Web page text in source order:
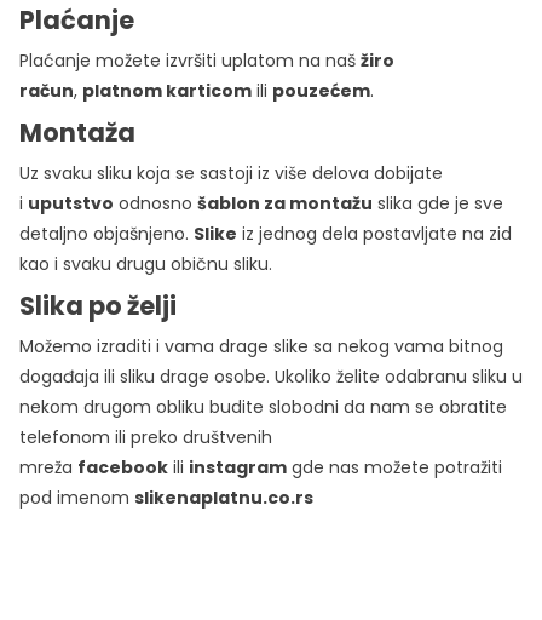
Plaćanje
Plaćanje možete izvršiti uplatom na naš žiro
račun, platnom karticom ili pouzećem.
Montaža
Uz svaku sliku koja se sastoji iz više delova dobijate
i uputstvo odnosno šablon za montažu slika gde je sve
detaljno objašnjeno. Slike iz jednog dela postavljate na zid
kao i svaku drugu običnu sliku.
Slika po želji
Možemo izraditi i vama drage slike sa nekog vama bitnog
događaja ili sliku drage osobe. Ukoliko želite odabranu sliku u
nekom drugom obliku budite slobodni da nam se obratite
telefonom ili preko društvenih
mreža facebook ili instagram gde nas možete potražiti
pod imenom slikenaplatnu.co.rs